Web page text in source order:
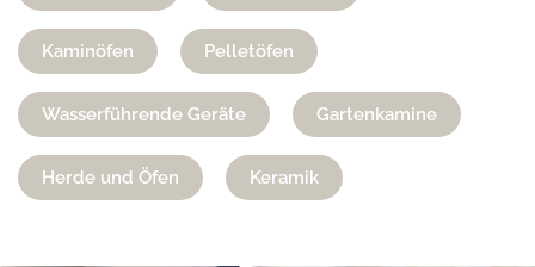
Kaminöfen Pelletöfen
Wasserführende Geräte Gartenkamine
Herde und Öfen Keramik